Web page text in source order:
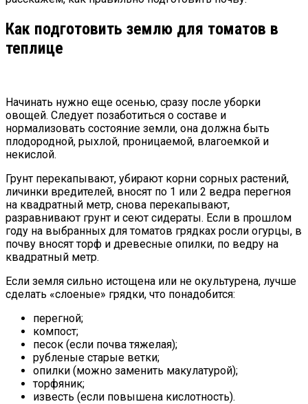
Как подготовить землю для томатов в
теплице
Начинать нужно еще осенью, сразу после уборки
овощей. Следует позаботиться о составе и
нормализовать состояние земли, она должна быть
плодородной, рыхлой, проницаемой, влагоемкой и
некислой.
Грунт перекапывают, убирают корни сорных растений,
личинки вредителей, вносят по 1 или 2 ведра перегноя
на квадратный метр, снова перекапывают,
разравнивают грунт и сеют сидераты. Если в прошлом
году на выбранных для томатов грядках росли огурцы, в
почву вносят торф и древесные опилки, по ведру на
квадратный метр.
Если земля сильно истощена или не окультурена, лучше
сделать «слоеные» грядки, что понадобится:
перегной;
компост;
песок (если почва тяжелая);
рубленые старые ветки;
опилки (можно заменить макулатурой);
торфяник;
известь (если повышена кислотность).